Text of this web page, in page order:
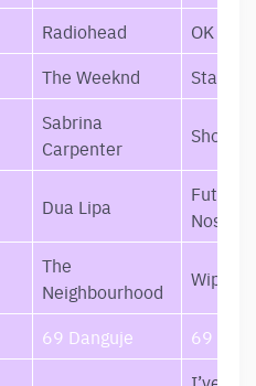
Radiohead
OK
The Weeknd Starboy
Sabrina
Carpenter
Short
Dua Lipa
Future
The
Neighbourhood
Wiped
69 Danguje
69